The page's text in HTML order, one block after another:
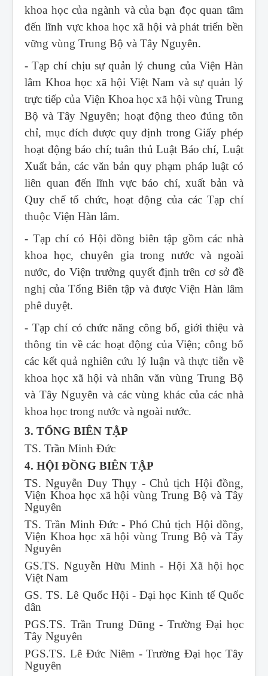
khoa học của ngành và của bạn đọc quan tâm
đến lĩnh vực khoa học xã hội và phát triển bền
vững vùng Trung Bộ và Tây Nguyên.
- Tạp chí chịu sự quản lý chung của Viện Hàn
lâm Khoa học xã hội Việt Nam và sự quản lý
trực tiếp của Viện Khoa học xã hội vùng Trung
Bộ và Tây Nguyên; hoạt động theo đúng tôn
chỉ, mục đích được quy định trong Giấy phép
hoạt động báo chí; tuân thủ Luật Báo chí, Luật
Xuất bản, các văn bản quy phạm pháp luật có
liên quan đến lĩnh vực báo chí, xuất bản và
Quy chế tổ chức, hoạt động của các Tạp chí
thuộc Viện Hàn lâm.
- Tạp chí có Hội đồng biên tập gồm các nhà
khoa học, chuyên gia trong nước và ngoài
nước, do Viện trưởng quyết định trên cơ sở đề
nghị của Tổng Biên tập và được Viện Hàn lâm
phê duyệt.
- Tạp chí có chức năng công bố, giới thiệu và
thông tin về các hoạt động của Viện; công bố
các kết quả nghiên cứu lý luận và thực tiễn về
khoa học xã hội và nhân văn vùng Trung Bộ
và Tây Nguyên và các vùng khác của các nhà
khoa học trong nước và ngoài nước.
3. TỔNG BIÊN TẬP
TS. Trần Minh Đức
4. HỘI ĐỒNG BIÊN TẬP
TS. Nguyễn Duy Thụy - Chủ tịch Hội đồng,
Viện Khoa học xã hội vùng Trung Bộ và Tây
Nguyên
TS. Trần Minh Đức - Phó Chủ tịch Hội đồng,
Viện Khoa học xã hội vùng Trung Bộ và Tây
Nguyên
GS.TS. Nguyễn Hữu Minh - Hội Xã hội học
Việt Nam
GS. TS. Lê Quốc Hội - Đại học Kinh tế Quốc
dân
PGS.TS. Trần Trung Dũng - Trường Đại học
Tây Nguyên
PGS.TS. Lê Đức Niêm - Trường Đại học Tây
Nguyên